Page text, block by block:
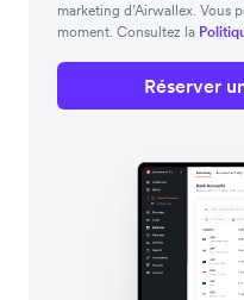
marketing d’Airwallex. Vous
moment. Consultez la
Réserver